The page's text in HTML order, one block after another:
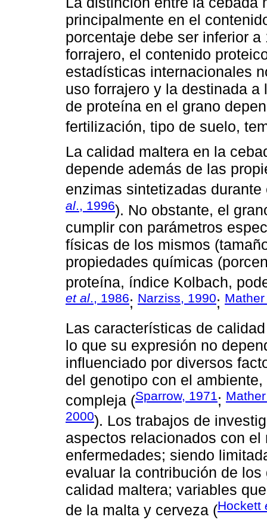
principalmente en el
porcentaje debe ser inferior
forrajero, el contenido
estadísticas internacionales
uso forrajero y la destinada
de proteína en el grano
fertilización, tipo de suelo,
La calidad maltera en la
depende además de las
enzimas sintetizadas
al., 1996). No obstante, el
cumplir con parámetros
físicas de los mismos
propiedades químicas
proteína, índice Kolbach,
et al., 1986; Narziss, 1990;
Las características de
lo que su expresión no
influenciado por diversos
del genotipo con el
compleja (Sparrow, 1971;
2000). Los trabajos de
aspectos relacionados con
enfermedades; siendo
evaluar la contribución de
calidad maltera; variables
de la malta y cerveza (Hockett